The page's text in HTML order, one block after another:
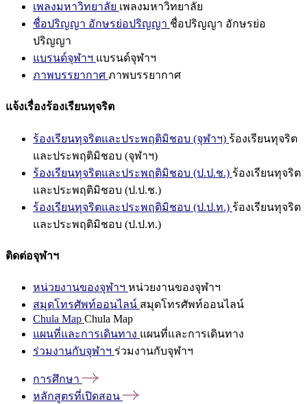
เพลงมหาวิทยาลัย เพลงมหาวิทยาลัย
ชื่อปริญญา อักษรย่อปริญญา ชื่อปริญญา อักษรย่อ
ปริญญา
แบรนด์จุฬาฯ แบรนด์จุฬาฯ
ภาพบรรยากาศ ภาพบรรยากาศ
แจ้งเรื่องร้องเรียนทุจริต
ร้องเรียนทุจริตและประพฤติมิชอบ (จุฬาฯ) ร้องเรียนทุจริต
และประพฤติมิชอบ (จุฬาฯ)
ร้องเรียนทุจริตและประพฤติมิชอบ (ป.ป.ช.) ร้องเรียนทุจริต
และประพฤติมิชอบ (ป.ป.ช.)
ร้องเรียนทุจริตและประพฤติมิชอบ (ป.ป.ท.) ร้องเรียนทุจริต
และประพฤติมิชอบ (ป.ป.ท.)
ติดต่อจุฬาฯ
หน่วยงานของจุฬาฯ หน่วยงานของจุฬาฯ
สมุดโทรศัพท์ออนไลน์ สมุดโทรศัพท์ออนไลน์
Chula Map Chula Map
แผนที่และการเดินทาง แผนที่และการเดินทาง
ร่วมงานกับจุฬาฯ ร่วมงานกับจุฬาฯ
การศึกษา
หลักสูตรที่เปิดสอน